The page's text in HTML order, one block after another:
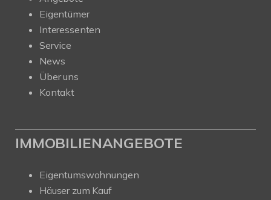
Eigentümer
Interessenten
Service
News
Über uns
Kontakt
IMMOBILIENANGEBOTE
Eigentumswohnungen
Häuser zum Kauf